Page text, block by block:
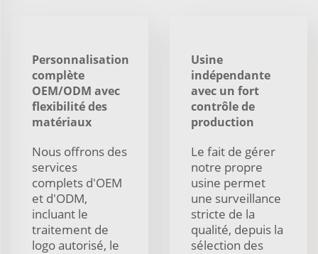
Personnalisation
complète
OEM/ODM avec
flexibilité des
matériaux
Nous offrons des
services
complets d'OEM
et d'ODM,
incluant le
traitement de
logo autorisé, le
Usine
indépendante
avec un fort
contrôle de
production
Le fait de gérer
notre propre
usine permet
une surveillance
stricte de la
qualité, depuis la
sélection des